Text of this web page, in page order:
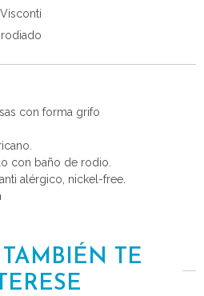
rodiado
con forma grifo
con baño de rodio.
alérgico, nickel-free.
TE